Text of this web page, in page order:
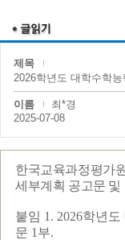
제목
2026학년도 대학수학
이름 최*경
2025-07-08
한국교육과정평가
세부계획 공고문
붙임 1. 2026학년도
문 1 부.